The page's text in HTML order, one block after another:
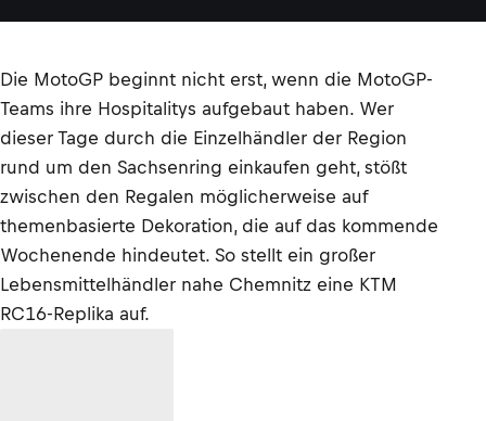
Die MotoGP beginnt nicht erst, wenn die MotoGP-
Teams ihre Hospitalitys aufgebaut haben. Wer
dieser Tage durch die Einzelhändler der Region
rund um den Sachsenring einkaufen geht, stößt
zwischen den Regalen möglicherweise auf
themenbasierte Dekoration, die auf das kommende
Wochenende hindeutet. So stellt ein großer
Lebensmittelhändler nahe Chemnitz eine KTM
RC16-Replika auf.